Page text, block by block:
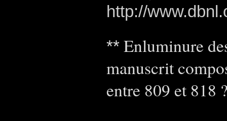
http://
** Enluminure
manuscrit
entre 809 et 818